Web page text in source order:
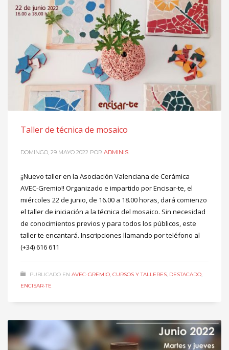
Taller de técnica de mosaico
DOMINGO, 29 MAYO 2022 POR ADMINIS
¡¡Nuevo taller en la Asociación Valenciana de Cerámica
AVEC-Gremio!! Organizado e impartido por Encisar-te, el
miércoles 22 de junio, de 16.00 a 18.00 horas, dará comienzo
el taller de iniciación a la técnica del mosaico. Sin necesidad
de conocimientos previos y para todos los públicos, este
taller te encantará. Inscripciones llamando por teléfono al
(+34) 616 611
PUBLICADO EN AVEC-GREMIO, CURSOS Y TALLERES, DESTACADO,
ENCISAR-TE